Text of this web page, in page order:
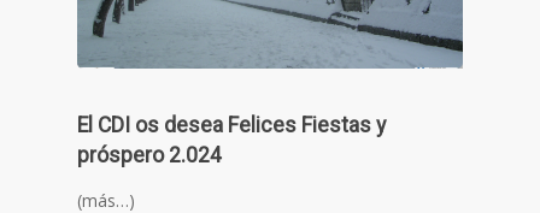
El CDI os desea Felices Fiestas y
próspero 2.024
(más…)